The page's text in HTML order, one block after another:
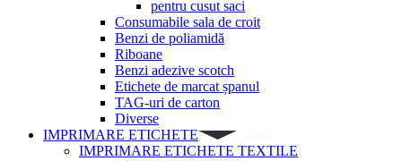
pentru cusut saci
Consumabile sala de croit
Benzi de poliamidă
Riboane
Benzi adezive scotch
Etichete de marcat șpanul
TAG-uri de carton
Diverse
IMPRIMARE ETICHETE
IMPRIMARE ETICHETE TEXTILE